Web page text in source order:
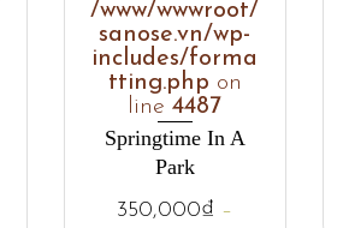
/www/wwwroot/
sanose.vn/wp-
includes/forma
tting.php on
line4487
Springtime In A
Park
350,000₫ –